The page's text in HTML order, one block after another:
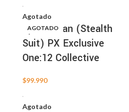
AGOTADO
Agotado
Spider-Man (Stealth
Suit) PX Exclusive
One:12 Collective
$99.990
AGOTADO
Agotado
AGOTADO
AGOTADO
AGOTADO
AGOTADO